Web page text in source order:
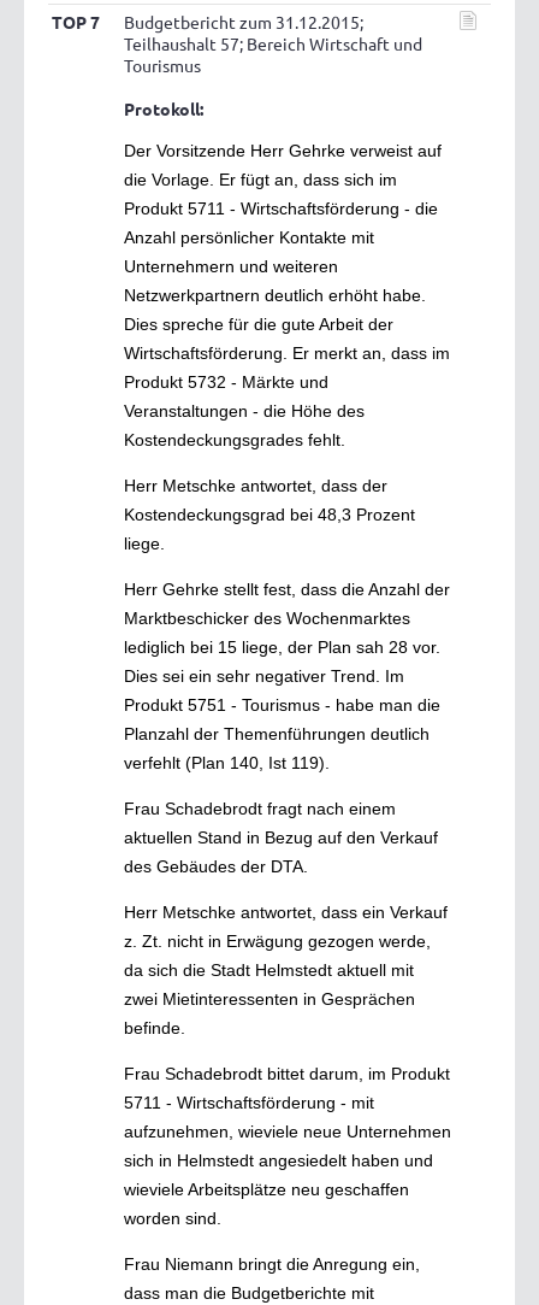
TOP 7
Budgetbericht zum 31.12.2015;
Teilhaushalt 57; Bereich Wirtschaft und
Tourismus
Protokoll:
Der Vorsitzende Herr Gehrke verweist auf
die Vorlage. Er fügt an, dass sich im
Produkt 5711 - Wirtschaftsförderung - die
Anzahl persönlicher Kontakte mit
Unternehmern und weiteren
Netzwerkpartnern deutlich erhöht habe.
Dies spreche für die gute Arbeit der
Wirtschaftsförderung. Er merkt an, dass im
Produkt 5732 - Märkte und
Veranstaltungen - die Höhe des
Kostendeckungsgrades fehlt.
Herr Metschke antwortet, dass der
Kostendeckungsgrad bei 48,3 Prozent
liege.
Herr Gehrke stellt fest, dass die Anzahl der
Marktbeschicker des Wochenmarktes
lediglich bei 15 liege, der Plan sah 28 vor.
Dies sei ein sehr negativer Trend. Im
Produkt 5751 - Tourismus - habe man die
Planzahl der Themenführungen deutlich
verfehlt (Plan 140, Ist 119).
Frau Schadebrodt fragt nach einem
aktuellen Stand in Bezug auf den Verkauf
des Gebäudes der DTA.
Herr Metschke antwortet, dass ein Verkauf
z. Zt. nicht in Erwägung gezogen werde,
da sich die Stadt Helmstedt aktuell mit
zwei Mietinteressenten in Gesprächen
befinde.
Frau Schadebrodt bittet darum, im Produkt
5711 - Wirtschaftsförderung - mit
aufzunehmen, wieviele neue Unternehmen
sich in Helmstedt angesiedelt haben und
wieviele Arbeitsplätze neu geschaffen
worden sind.
Frau Niemann bringt die Anregung ein,
dass man die Budgetberichte mit